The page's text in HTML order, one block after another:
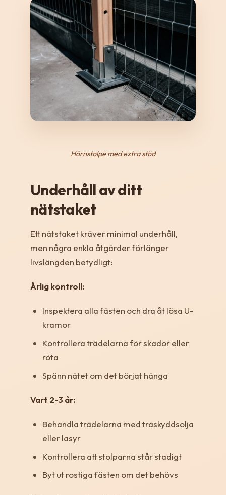
Hörnstolpe med extra stöd
Underhåll av ditt
nätstaket
Ett nätstaket kräver minimal underhåll,
men några enkla åtgärder förlänger
livslängden betydligt:
Årlig kontroll:
Inspektera alla fästen och dra åt lösa U-
kramor
Kontrollera trädelarna för skador eller
röta
Spänn nätet om det börjat hänga
Vart 2-3 år:
Behandla trädelarna med träskyddsolja
eller lasyr
Kontrollera att stolparna står stadigt
Byt ut rostiga fästen om det behövs